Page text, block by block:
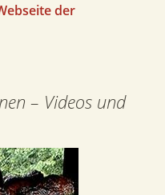
der
– Videos und